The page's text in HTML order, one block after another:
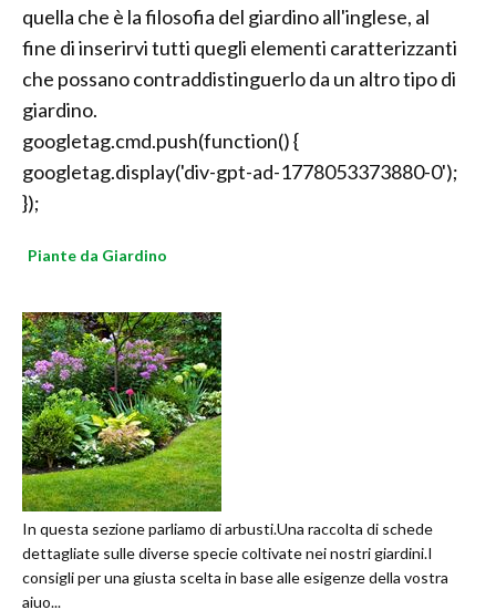
quella che è la filosofia del giardino all'inglese, al
fine di inserirvi tutti quegli elementi caratterizzanti
che possano contraddistinguerlo da un altro tipo di
giardino.
googletag.cmd.push(function() {
googletag.display('div-gpt-ad-1778053373880-0');
});
Piante da Giardino
In questa sezione parliamo di arbusti.Una raccolta di schede
dettagliate sulle diverse specie coltivate nei nostri giardini.I
consigli per una giusta scelta in base alle esigenze della vostra
aiuo...